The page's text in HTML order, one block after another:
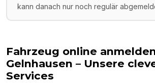
kann danach nur noch regulär
Fahrzeug online
Gelnhausen – Unsere
Services